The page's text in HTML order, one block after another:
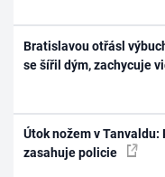
Bratislavou otřásl
se šířil dým, zachycuje
Útok nožem v
zasahuje policie